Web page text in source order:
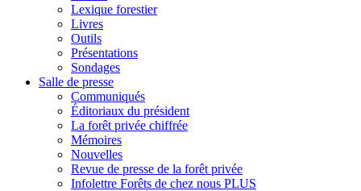
Lexique forestier
Livres
Outils
Présentations
Sondages
Salle de presse
Communiqués
Éditoriaux du président
La forêt privée chiffrée
Mémoires
Nouvelles
Revue de presse de la forêt privée
Infolettre Forêts de chez nous PLUS